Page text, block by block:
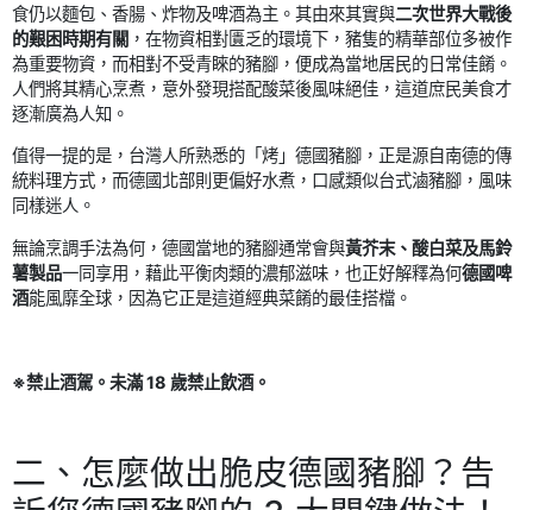
食仍以麵包、香腸、炸物及啤酒為主。其由來其實與二次世界大戰後
的艱困時期有關 ，在物資相對匱乏的環境下，豬隻的精華部位多被作
為重要物資，而相對不受青睞的豬腳，便成為當地居民的日常佳餚。
人們將其精心烹煮，意外發現搭配酸菜後風味絕佳，這道庶民美食才
逐漸廣為人知。
值得一提的是，台灣人所熟悉的「烤」德國豬腳，正是源自南德的傳
統料理方式，而德國北部則更偏好水煮，口感類似台式滷豬腳，風味
同樣迷人。
無論烹調手法為何，德國當地的豬腳通常會與黃芥末、酸白菜及馬鈴
薯製品一同享用，藉此平衡肉類的濃郁滋味，也正好解釋為何德國啤
酒能風靡全球，因為它正是這道經典菜餚的最佳搭檔。
※禁止酒駕。未滿 18 歲禁止飲酒。
二、怎麼做出脆皮德國豬腳？告